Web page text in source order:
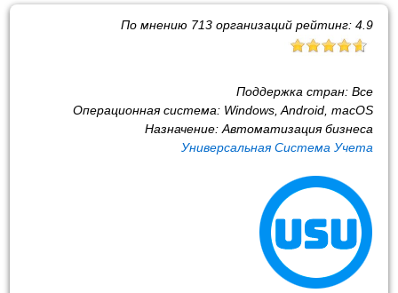
По мнению 713организаций рейтинг: 4.9
Поддержка стран: Все
Операционная система: Windows, Android, macOS
Назначение: Автоматизация бизнеса
Универсальная Система Учета